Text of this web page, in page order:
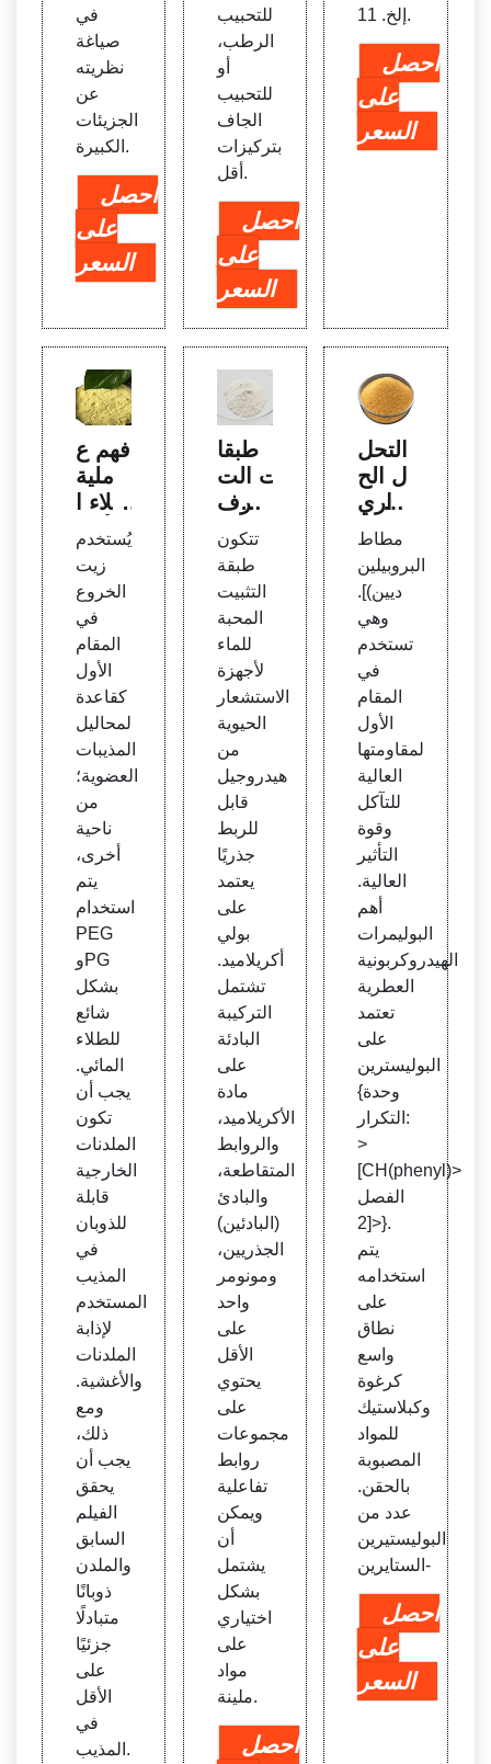
في
صياغة
نظريته
عن
الجزيئات
الكبيرة.
احصل
على
السعر
للتحبيب
الرطب،
أو
للتحبيب
الجاف
بتركيزات
أقل.
احصل
على
السعر
إلخ. 11.
احصل
على
السعر
فهم ع
ملية
طلاء ا
ص |
مكاب
س الأ
قراص
LFA
يُستخدم
زيت
الخروع
في
المقام
الأول
كقاعدة
لمحاليل
المذيبات
العضوية؛
من
ناحية
أخرى،
يتم
استخدام
PEG
وPG
بشكل
شائع
للطلاء
المائي.
يجب أن
تكون
الملدنات
الخارجية
قابلة
للذوبان
في
المذيب
المستخدم
لإذابة
الملدنات
والأغشية.
ومع
ذلك،
يجب أن
يحقق
الفيلم
السابق
والملدن
ذوبانًا
متبادلًا
جزئيًا
على
الأقل
في
المذيب.
طبقا
ت الت
عرف
المصن
وعة م
ن هيد
روجي
ل
تتكون
طبقة
التثبيت
المحبة
للماء
لأجهزة
الاستشعار
الحيوية
من
هيدروجيل
قابل
للربط
جذريًا
يعتمد
على
بولي
أكريلاميد.
تشتمل
التركيبة
البادئة
على
مادة
الأكريلاميد،
والروابط
المتقاطعة،
والبادئ
(البادئين)
الجذريين،
ومونومر
واحد
على
الأقل
يحتوي
على
مجموعات
روابط
تفاعلية
ويمكن
أن
يشتمل
بشكل
اختياري
على
مواد
ملينة.
احصل
التحل
ل الح
راري
للبول
يمرا
ت
مطاط
البروبيلين
ديين)].
وهي
تستخدم
في
المقام
الأول
لمقاومتها
العالية
للتآكل
وقوة
التأثير
العالية.
أهم
البوليمرات
الهيدروكربونية
العطرية
تعتمد
على
البوليسترين
{وحدة
التكرار:
>
[CH(phenyl)>
الفصل
2]>}.
يتم
استخدامه
على
نطاق
واسع
كرغوة
وكبلاستيك
للمواد
المصبوبة
بالحقن.
عدد من
البوليستيرين
الستايرين-
احصل
على
السعر